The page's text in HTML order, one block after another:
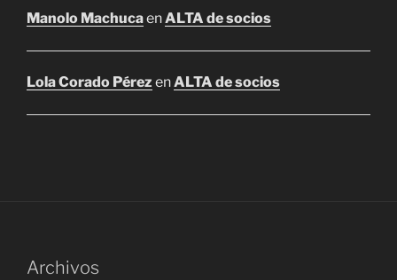
Manolo MachucaenALTA de socios
Lola Corado Pérez enALTA de socios
Archivos